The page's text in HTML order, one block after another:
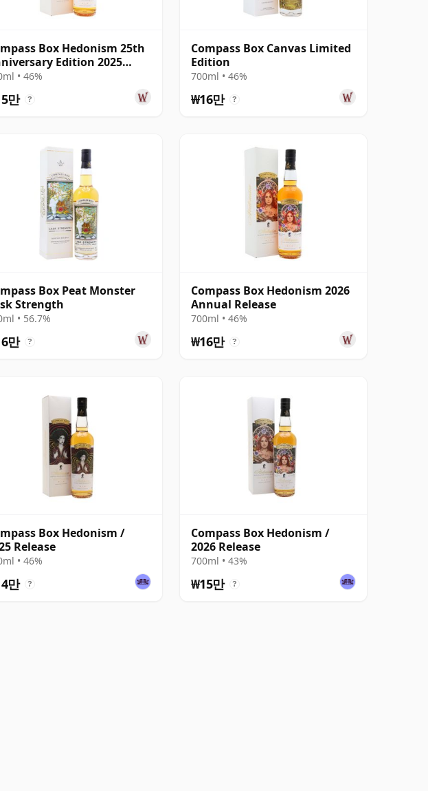
Box Hedonism 25th
Edition 2025
Rele
• 46%
만 ?
Compass Box Canvas Limited
Edition
700ml • 46%
₩16만 ?
Box Peat Monster
Strength
• 56.7%
만 ?
Compass Box Hedonism 2026
Annual Release
700ml • 46%
₩16만 ?
Box Hedonism /
Release
• 46%
만 ?
Compass Box Hedonism /
2026 Release
700ml • 43%
₩15만 ?